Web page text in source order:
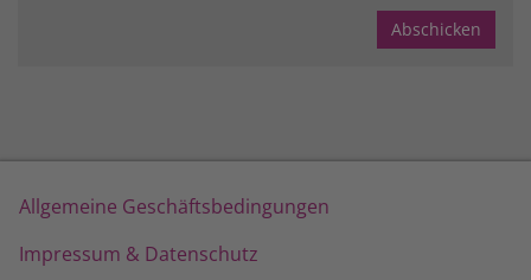
Allgemeine Geschäftsbedingungen
Impressum & Datenschutz